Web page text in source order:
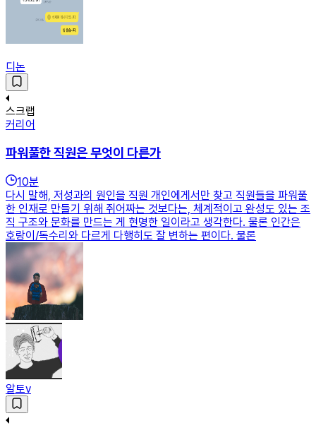
디논
스크랩
커리어
파워풀한 직원은 무엇이 다른가
10분
다시 말해, 저성과의 원인을 직원 개인에게서만 찾고 직원들을 파워풀
한 인재로 만들기 위해 쥐어짜는 것보다는, 체계적이고 완성도 있는 조
직 구조와 문화를 만드는 게 현명한 일이라고 생각한다. 물론 인간은
호랑이/독수리와 다르게 다행히도 잘 변하는 편이다. 물론
알토v